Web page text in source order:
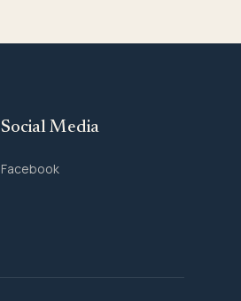
Social Media
Facebook